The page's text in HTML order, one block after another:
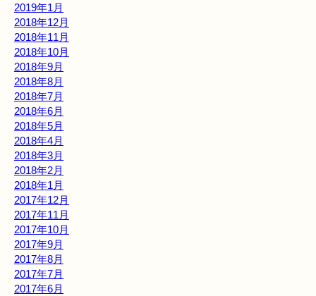
2019年1月
2018年12月
2018年11月
2018年10月
2018年9月
2018年8月
2018年7月
2018年6月
2018年5月
2018年4月
2018年3月
2018年2月
2018年1月
2017年12月
2017年11月
2017年10月
2017年9月
2017年8月
2017年7月
2017年6月